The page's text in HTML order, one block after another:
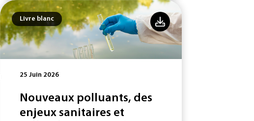
Livre blanc
25 Juin 2026
Nouveaux polluants, des
enjeux sanitaires et